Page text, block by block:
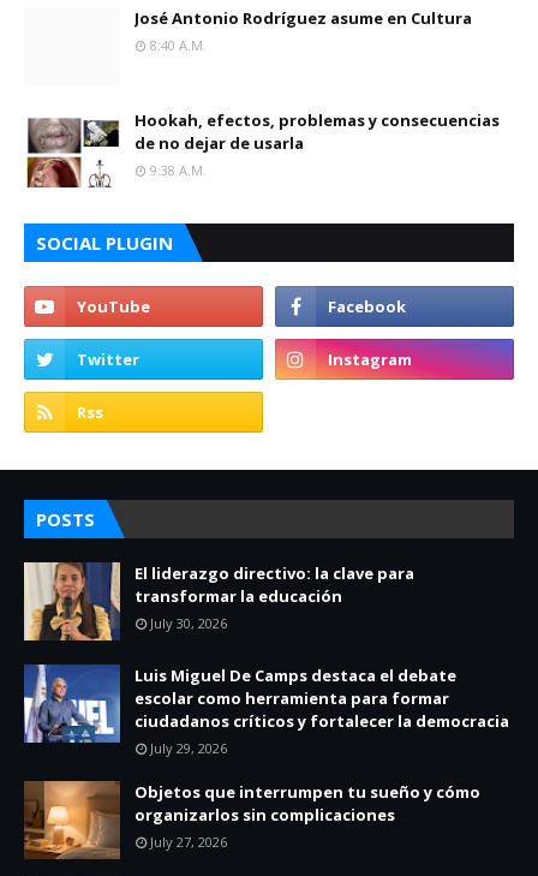
José Antonio Rodríguez asume en Cultura
8:40 A.m.
Hookah, efectos, problemas y consecuencias
de no dejar de usarla
9:38 A.m.
SOCIAL PLUGIN
POSTS
El liderazgo directivo: la clave para
transformar la educación
July 30, 2026
Luis Miguel De Camps destaca el debate
escolar como herramienta para formar
ciudadanos críticos y fortalecer la democracia
July 29, 2026
Objetos que interrumpen tu sueño y cómo
organizarlos sin complicaciones
July 27, 2026